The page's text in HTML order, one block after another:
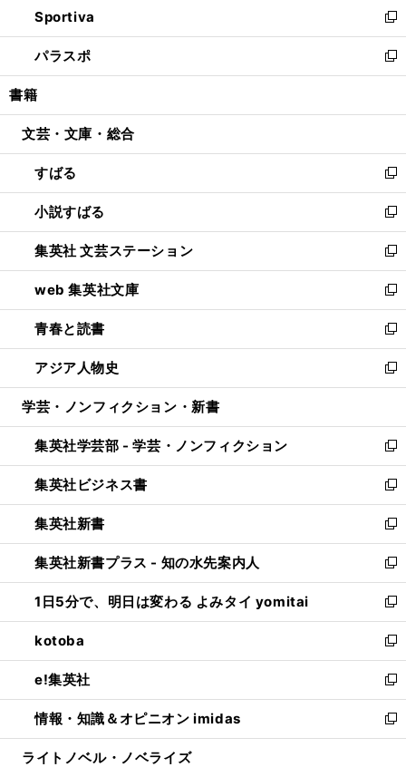
く
ド
ウ
で
開
ィ
ン
ド
ウ
開
い
ウ
ィ
ン
ウ
開
く
Sportiva
新
し
い
ウ
ン
ウ
で
開
く
パラスポ
新
し
ウ
ン
ド
ウ
で
開
く
書籍
文芸・文庫・総合
すばる
新
し
い
ウ
ィ
ン
ド
ウ
で
開
く
小説すばる
新
し
い
ウ
ィ
ン
ド
ウ
で
開
集英社 文芸ステーション
新
し
い
ウ
ィ
ン
ド
ウ
開
く
web 集英社文庫
新
し
い
ウ
ィ
ン
ウ
で
開
く
青春と読書
新
し
い
ウ
ン
ド
ウ
で
開
く
アジア人物史
新
し
ウ
ィ
ン
ド
ウ
で
開
く
学芸・ノンフィクション・新書
集英社学芸部 - 学芸・ノンフィクション
新
し
い
ウ
ィ
ン
ド
ウ
で
開
く
集英社ビジネス書
新
し
い
ウ
ィ
ン
ド
ウ
で
開
く
集英社新書
新
し
い
ウ
ィ
ン
ド
ウ
で
開
く
集英社新書プラス - 知の水先案内人
新
し
い
ウ
ィ
ン
ド
ウ
で
開
1日5分で、明日は変わる よみタイ yomitai
新
し
い
ウ
ィ
ン
ド
ウ
kotoba
新
し
い
ウ
ィ
ン
e!集英社
新
し
い
ウ
情報・知識＆オピニオン imidas
新
し
ライトノベル・ノベライズ